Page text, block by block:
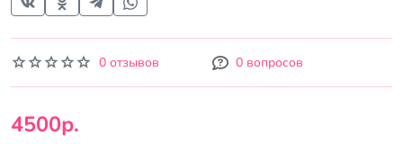
0 отзывов 0 вопросов
4500р.